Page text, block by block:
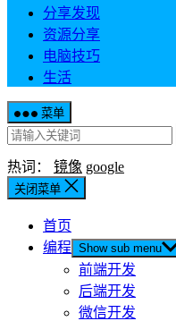
分享发现
资源分享
电脑技巧
生活
菜单
热词： 镜像 google
关闭菜单
首页
编程 Show sub menu
前端开发
后端开发
微信开发